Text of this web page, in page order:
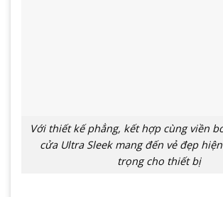
Với thiết kế phẳng, kết hợp cùng viền
cửa Ultra Sleek mang đến vẻ đẹp
trọng cho thiết bị